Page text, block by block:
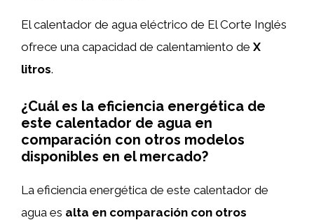
El calentador de agua eléctrico de El Corte Inglés
ofrece una capacidad de calentamiento de X
litros.
¿Cuál es la eficiencia energética de
este calentador de agua en
comparación con otros modelos
disponibles en el mercado?
La eficiencia energética de este calentador de
agua es alta en comparación con otros